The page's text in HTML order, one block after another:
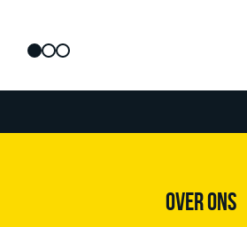
OVER ONS